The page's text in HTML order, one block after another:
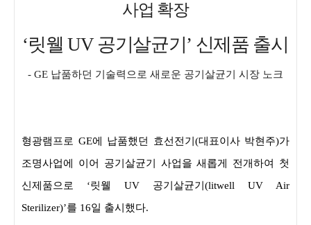
사업 확장
‘릿웰 UV 공기살균기’ 신제품 출시
- GE 납품하던 기술력으로 새로운 공기살균기 시장 노크
형광램프로 GE에 납품했던 효선전기(대표이사 박현주)가
조명사업에 이어 공기살균기 사업을 새롭게 전개하여 첫
신제품으로 ‘릿웰 UV 공기살균기(litwell UV Air
Sterilizer)’를 16일 출시했다.